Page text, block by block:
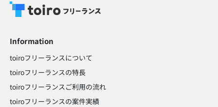
Information
toiroフリーランスについて
toiroフリーランスの特長
toiroフリーランスご利用の流れ
toiroフリーランスの案件実績